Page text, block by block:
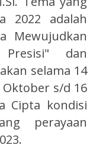
2022 adalah
Mewujudkan
Presisi" dan
selama 14
s/d 16
Cipta kondisi
perayaan